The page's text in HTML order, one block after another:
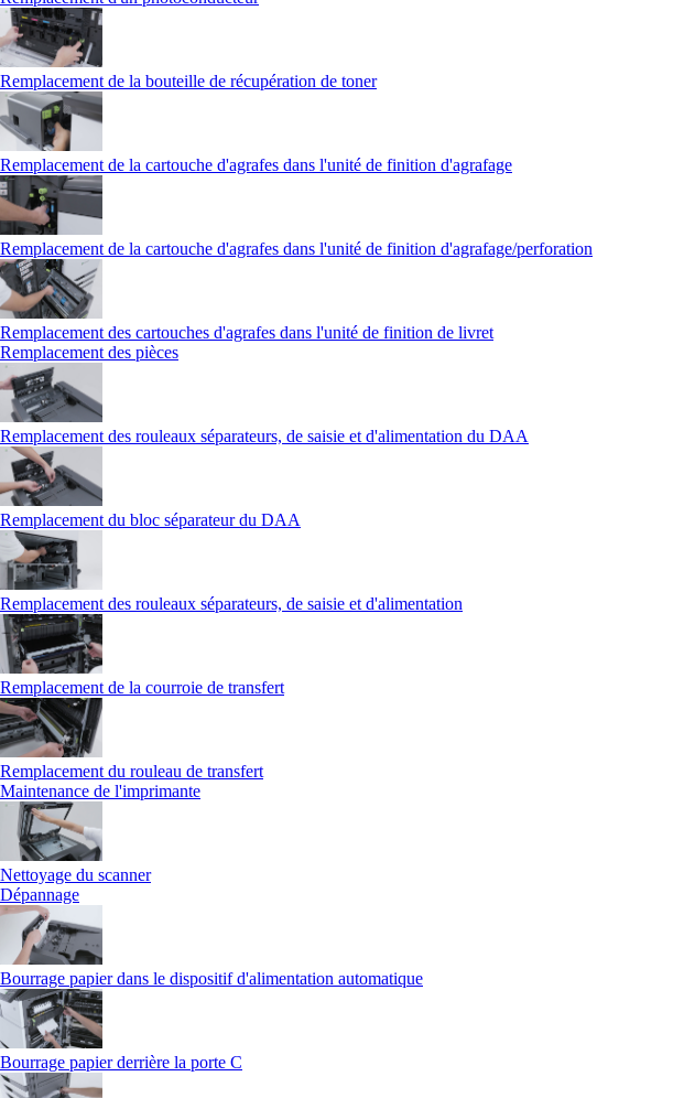
Remplacement de la bouteille de récupération de toner
Remplacement de la cartouche d'agrafes dans l'unité de finition d'agrafage
Remplacement de la cartouche d'agrafes dans l'unité de finition d'agrafage/perforation
Remplacement des cartouches d'agrafes dans l'unité de finition de livret
Remplacement des pièces
Remplacement des rouleaux séparateurs, de saisie et d'alimentation du DAA
Remplacement du bloc séparateur du DAA
Remplacement des rouleaux séparateurs, de saisie et d'alimentation
Remplacement de la courroie de transfert
Remplacement du rouleau de transfert
Maintenance de l'imprimante
Nettoyage du scanner
Dépannage
Bourrage papier dans le dispositif d'alimentation automatique
Bourrage papier derrière la porte C